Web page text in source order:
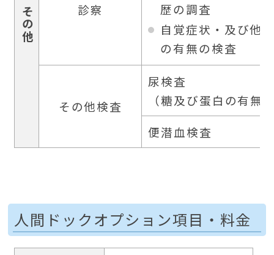
その他 診察
歴の調査
自覚症状・及び他
の有無の検査
その他検査
尿検査
（糖及び蛋白の有無
便潜血検査
人間ドックオプション項目・料金